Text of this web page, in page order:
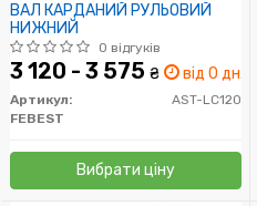
ВАЛ КАРДАНИЙ РУЛЬОВИЙ
НИЖНИЙ
0 відгуків
3 120 - 3 575 ₴ від 0 дн.
Артикул:
AST-LC120
FEBEST
Вибрати ціну